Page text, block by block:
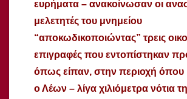
ευρήματα – ανακοίνωσαν οι
μελετητές του μνημείου
“αποκωδικοποιώντας” τρεις
επιγραφές που εντοπίστηκαν
όπως είπαν, στην περιοχή όπου
ο Λέων – λίγα χιλιόμετρα νότια